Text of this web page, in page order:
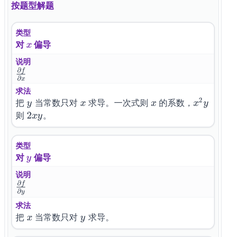
按题型解题
类型
对 x
x 偏导
说明
\frac{\partial
f}{\partial x}
∂x
∂f
求法
把 y
y 当常数只对 x
x求导。一次式则 x
x的系数， x^2
x2y
则 2xy
2xy。
类型
对 y
y 偏导
说明
\frac{\partial
f}{\partial y}
∂y
∂f
求法
把 x
x 当常数只对 y
y 求导。